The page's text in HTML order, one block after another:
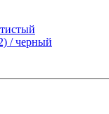
/ черный